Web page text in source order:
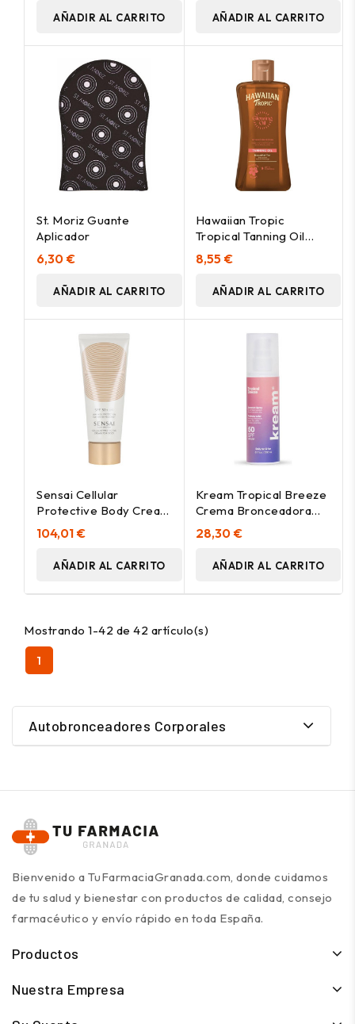
AÑADIR AL CARRITO AÑADIR AL CARRITO
St. Moriz Guante
Aplicador
6,30 €
AÑADIR AL CARRITO
Hawaiian Tropic
Tropical Tanning Oil
Dark 200Ml
8,55 €
AÑADIR AL CARRITO
Sensai Cellular
Protective Body Cream
Spf50+ 150 Ml
104,01 €
AÑADIR AL CARRITO
Kream Tropical Breeze
Crema Bronceadora
Spf50 120Ml
28,30 €
AÑADIR AL CARRITO
Mostrando 1-42 de 42 artículo(s)
1
Autobronceadores Corporales
Bienvenido a TuFarmaciaGranada.com, donde cuidamos
de tu salud y bienestar con productos de calidad, consejo
farmacéutico y envío rápido en toda España.
Productos
Nuestra Empresa